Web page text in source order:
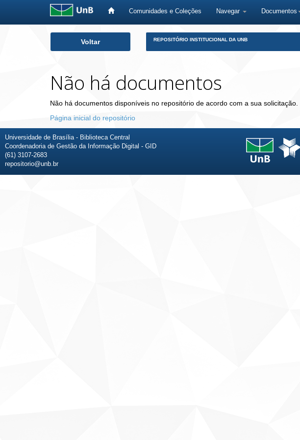
Comunidades e Coleções Navegar Documentos
Voltar REPOSITÓRIO INSTITUCIONAL DA UNB
Não há documentos
Não há documentos disponíveis no repositório de acordo com a sua solicitação.
Página inicial do repositório
Universidade de Brasília - Biblioteca Central
Coordenadoria de Gestão da Informação Digital - GID
(61) 3107-2683
repositorio@unb.br